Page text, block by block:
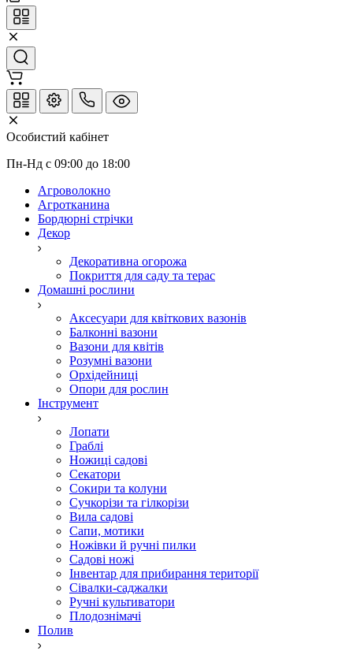
Особистий кабінет
Пн-Нд с 09:00 до 18:00
Агроволокно
Агротканина
Бордюрні стрічки
Декор
Декоративна огорожа
Покриття для саду та терас
Домашні рослини
Аксесуари для квіткових вазонів
Балконні вазони
Вазони для квітів
Розумні вазони
Орхідейниці
Опори для рослин
Інструмент
Лопати
Граблі
Ножиці садові
Секатори
Сокири та колуни
Сучкорізи та гілкорізи
Вила садові
Сапи, мотики
Ножівки й ручні пилки
Садові ножі
Інвентар для прибирання території
Сівалки-саджалки
Ручні культиватори
Плодознімачі
Полив